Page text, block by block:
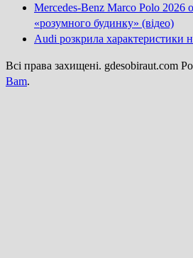
Mercedes-Benz Marco Polo 2026
«розумного будинку» (відео)
Audi розкрила характеристики
Всі права захищені. gdesobiraut.com
Bam.